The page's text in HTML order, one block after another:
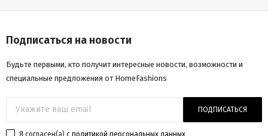
Подписаться на новости
Будьте первыми, кто получит интересные новости, возможности и
специальные предложения от HomeFashions
ПОДПИСАТЬСЯ
Я согласен(a) с политикой персональных данных